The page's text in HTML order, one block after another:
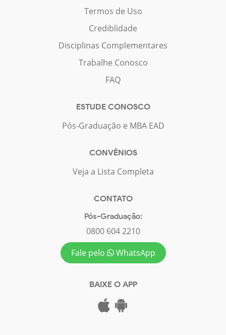
Termos de Uso
Crediblidade
Disciplinas Complementares
Trabalhe Conosco
FAQ
ESTUDE CONOSCO
Pós-Graduação e MBA EAD
CONVÊNIOS
Veja a Lista Completa
CONTATO
Pós-Graduação:
0800 604 2210
Fale pelo
WhatsApp
BAIXE O APP